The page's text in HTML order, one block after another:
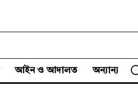
আইন ও আদালত অন্যান্য